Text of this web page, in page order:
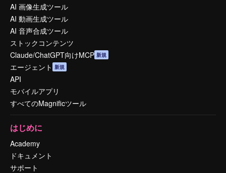
AI 画像生成ツール
AI 動画生成ツール
AI 音声合成ツール
ストックコンテンツ
Claude/ChatGPT向けMCP 新規
エージェント 新規
API
モバイルアプリ
すべてのMagnificツール
はじめに
Academy
ドキュメント
サポート